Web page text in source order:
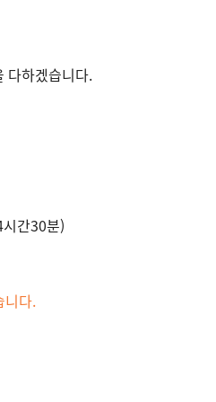
다하겠습니다.
간30분)
니다.